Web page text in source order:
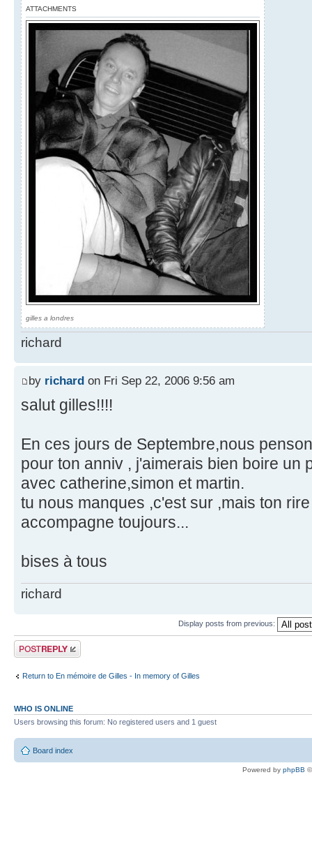
ATTACHMENTS
gilles a londres
richard
by richard on Fri Sep 22, 2006 9:56 am
salut gilles!!!!
En ces jours de Septembre,nous
pour ton anniv , j'aimerais bien boire un
avec catherine,simon et martin.
tu nous manques ,c'est sur ,mais ton
accompagne toujours...
bises à tous
richard
Display posts from previous:
Post a reply
Return to En mémoire de Gilles - In memory of Gilles
WHO IS ONLINE
Users browsing this forum: No registered users and 1 guest
Board index
Powered by phpBB